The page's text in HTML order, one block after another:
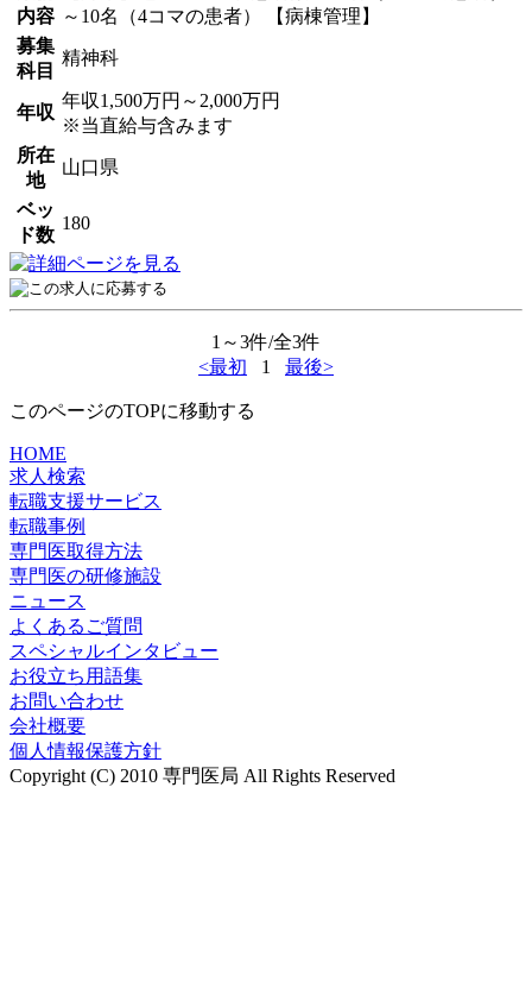
内容 ～10名（4コマの患者） 【病棟管理】
募集
科目
精神科
年収
年収1,500万円～2,000万円
※当直給与含みます
所在
地
山口県
ベッ
ド数
180
1～3件/全3件
<最初
1 最後>
このページのTOPに移動する
HOME
求人検索
転職支援サービス
転職事例
専門医取得方法
専門医の研修施設
ニュース
よくあるご質問
スペシャルインタビュー
お役立ち用語集
お問い合わせ
会社概要
個人情報保護方針
Copyright (C) 2010 専門医局 All Rights Reserved